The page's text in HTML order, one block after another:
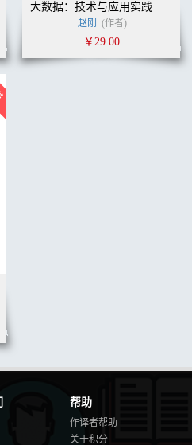
大数据：技术与应用实践指南（第2版）
赵刚 (作者)
￥29.00
帮助
作译者帮助
关于积分